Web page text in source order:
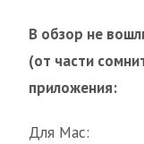
В обзор не
(от части
приложения:
Для Mac: